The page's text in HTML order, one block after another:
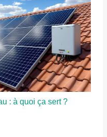
: à quoi ça sert ?